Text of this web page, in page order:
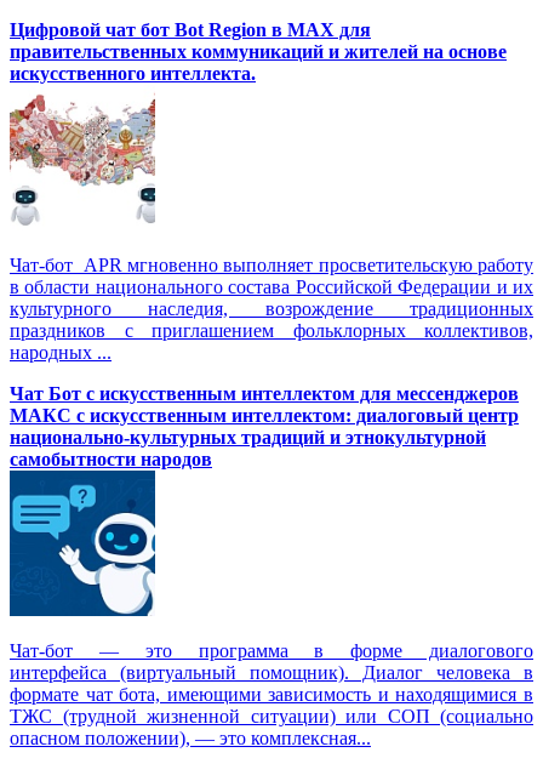
Цифровой чат бот Вot Region в MAX для
правительственных коммуникаций и жителей на основе
искусственного интеллекта.
Чат-бот APR мгновенно выполняет просветительскую работу
в области национального состава Российской Федерации и их
культурного наследия, возрождение традиционных
праздников с приглашением фольклорных коллективов,
народных ...
Чат Бот с искусственным интеллектом для мессенджеров
МАКС с искусственным интеллектом: диалоговый центр
национально-культурных традиций и этнокультурной
самобытности народов
Чат-бот — это программа в форме диалогового
интерфейса (виртуальный помощник). Диалог человека в
формате чат бота, имеющими зависимость и находящимися в
ТЖС (трудной жизненной ситуации) или СОП (социально
опасном положении), — это комплексная...